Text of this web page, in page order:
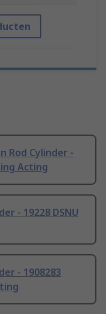
Rod Cylinder -
Acting
- 19228 DSNU
- 1908283